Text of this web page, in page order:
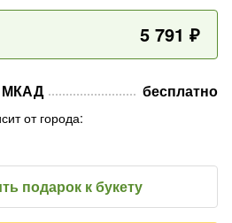
5 791 ₽
МКАД бесплатно
от города:
подарок к букету